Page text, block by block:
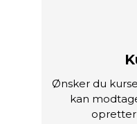
Ønsker du
kan
opretter